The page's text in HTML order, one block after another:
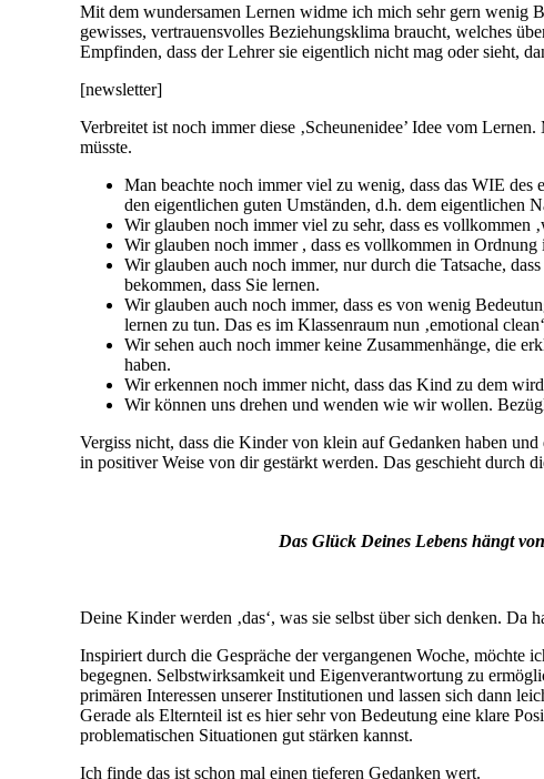
Mit dem wundersamen Lernen widme ich mich sehr gern wenig
gewisses, vertrauensvolles Beziehungsklima braucht, welches
Empfinden, dass der Lehrer sie eigentlich nicht mag oder sieht,
[newsletter]
Verbreitet ist noch immer diese ‚Scheunenidee’ Idee vom
müsste.
Man beachte noch immer viel zu wenig, dass das WIE
den eigentlichen guten Umständen, d.h. dem eigentlichen
Wir glauben noch immer viel zu sehr, dass es
Wir glauben noch immer , dass es vollkommen in
Wir glauben auch noch immer, nur durch die Tatsache,
bekommen, dass Sie lernen.
Wir glauben auch noch immer, dass es von wenig
lernen zu tun. Das es im Klassenraum nun ‚emotional
Wir sehen auch noch immer keine Zusammenhänge, die
haben.
Wir erkennen noch immer nicht, dass das Kind zu dem
Wir können uns drehen und wenden wie wir wollen.
Vergiss nicht, dass die Kinder von klein auf Gedanken haben
in positiver Weise von dir gestärkt werden. Das geschieht durch
Das Glück Deines Lebens hängt
Deine Kinder werden ‚das‘, was sie selbst über sich denken.
Inspiriert durch die Gespräche der vergangenen Woche, möchte
begegnen. Selbstwirksamkeit und Eigenverantwortung zu
primären Interessen unserer Institutionen und lassen sich dann
Gerade als Elternteil ist es hier sehr von Bedeutung eine klare
problematischen Situationen gut stärken kannst.
Ich finde das ist schon mal einen tieferen Gedanken wert.